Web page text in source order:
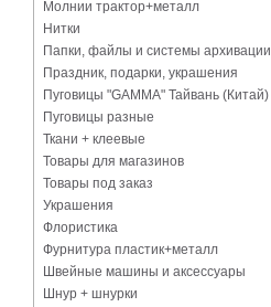
Молнии трактор+металл
Нитки
Папки, файлы и системы архивации
Праздник, подарки, украшения
Пуговицы "GAMMA" Тайвань (Китай)
Пуговицы разные
Ткани + клеевые
Товары для магазинов
Товары под заказ
Украшения
Флористика
Фурнитура пластик+металл
Швейные машины и аксессуары
Шнур + шнурки